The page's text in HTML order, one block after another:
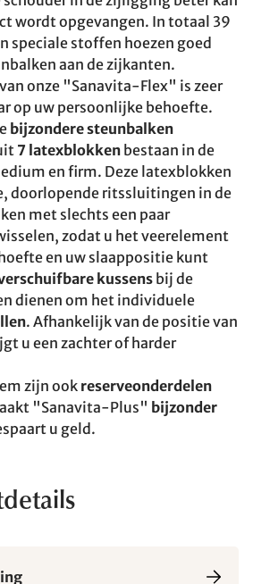
wordt opgevangen. In totaal 39
speciale stoffen hoezen goed
aan de zijkanten.
onze "Sanavita-Flex" is zeer
op uw persoonlijke behoefte.
bijzondere steunbalken
7 latexblokken bestaan in de
en firm. Deze latexblokken
doorlopende ritssluitingen in de
met slechts een paar
zodat u het veerelement
en uw slaappositie kunt
kussens bij de
dienen om het individuele
. Afhankelijk van de positie van
u een zachter of harder
zijn ookreserveonderdelen
"Sanavita-Plus" bijzonder
u geld.